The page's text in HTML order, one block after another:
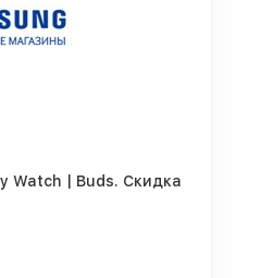
Watch | Buds. Скидка